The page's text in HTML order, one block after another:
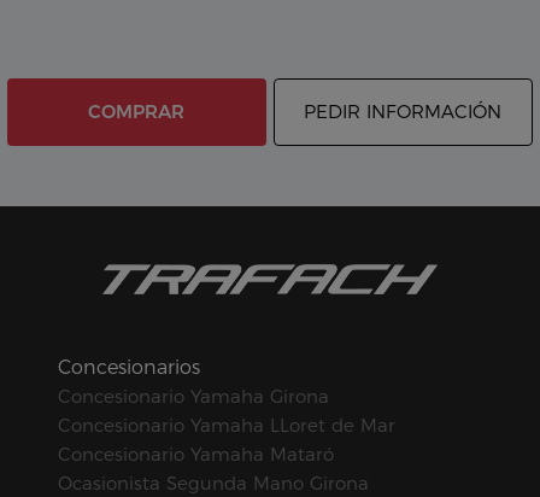
COMPRAR PEDIR INFORMACIÓN
Concesionarios
Concesionario Yamaha Girona
Concesionario Yamaha LLoret de Mar
Concesionario Yamaha Mataró
Ocasionista Segunda Mano Girona